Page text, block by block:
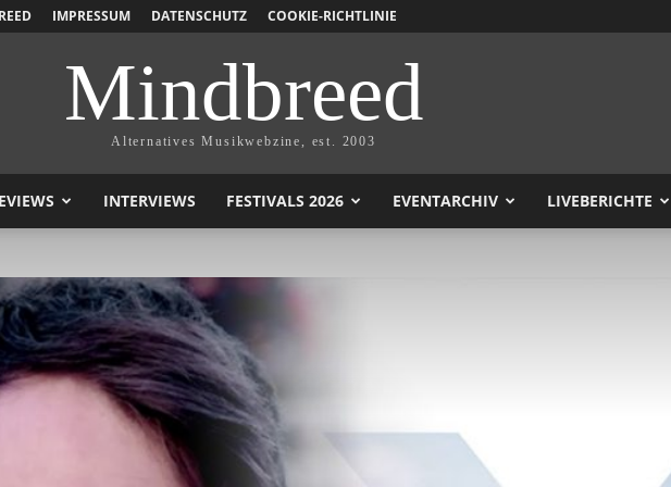
IMPRESSUM DATENSCHUTZ COOKIE-RICHTLINIE
Mindbreed
Alternatives Musikwebzine, est. 2003
INTERVIEWS FESTIVALS 2026 EVENTARCHIV LIVEBERICHTE